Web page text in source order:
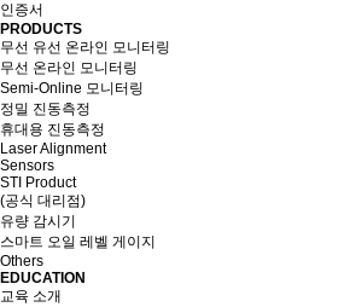
인증서
PRODUCTS
무선 유선 온라인 모니터링
무선 온라인 모니터링
Semi-Online 모니터링
정밀 진동측정
휴대용 진동측정
Laser Alignment
Sensors
STI Product
(공식 대리점)
유량 감시기
스마트 오일 레벨 게이지
Others
EDUCATION
교육 소개